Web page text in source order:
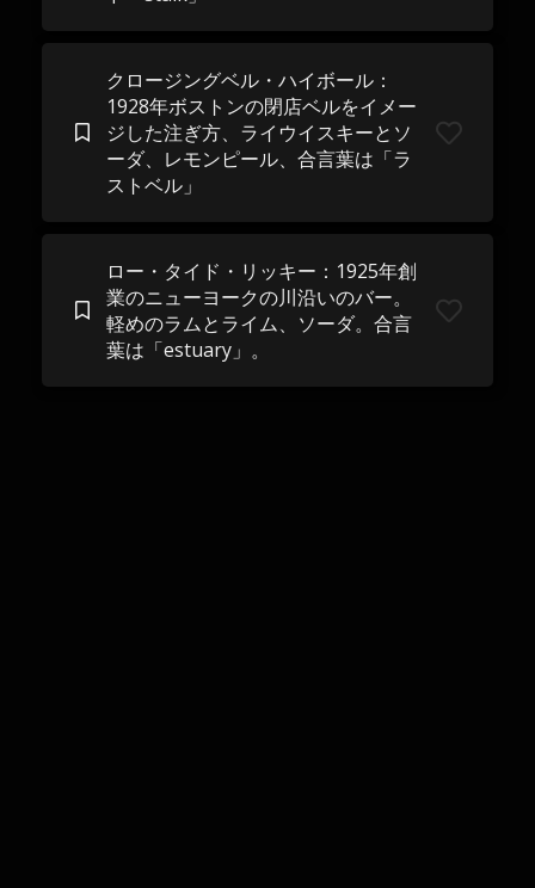
クロージングベル・ハイボール：
1928年ボストンの閉店ベルをイメー
ジした注ぎ方、ライウイスキーとソ
ーダ、レモンピール、合言葉は「ラ
ストベル」
ロー・タイド・リッキー：1925年創
業のニューヨークの川沿いのバー。
軽めのラムとライム、ソーダ。合言
葉は「estuary」。